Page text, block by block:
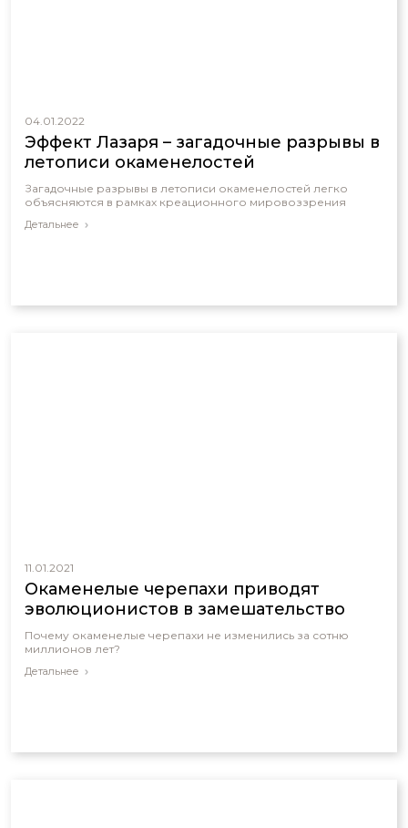
04.01.2022
Эффект Лазаря – загадочные разрывы в
летописи окаменелостей
Загадочные разрывы в летописи окаменелостей легко
объясняются в рамках креационного мировоззрения
Детальнее
11.01.2021
Окаменелые черепахи приводят
эволюционистов в замешательство
Почему окаменелые черепахи не изменились за сотню
миллионов лет?
Детальнее